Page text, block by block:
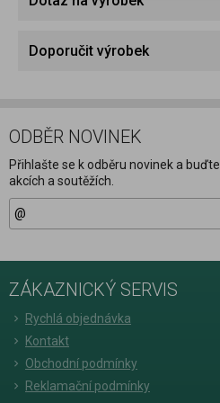
Doporučit výrobek
ODBĚR NOVINEK
Přihlašte se k odběru novinek a
akcích a soutěžích.
ZÁKAZNICKÝ SERVIS
Rychlá objednávka
Kontakt
Obchodní podmínky
Reklamační podmínky